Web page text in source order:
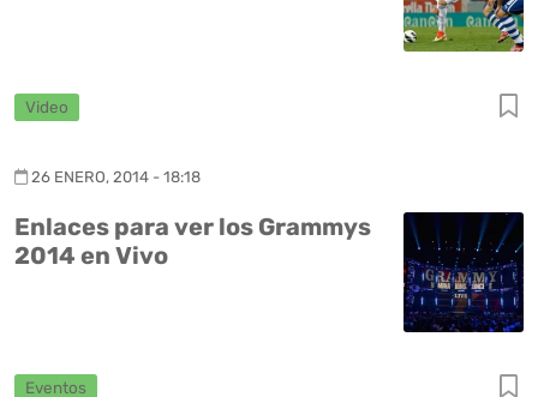
Video
26 ENERO, 2014 - 18:18
Enlaces para ver los Grammys
2014 en Vivo
Eventos